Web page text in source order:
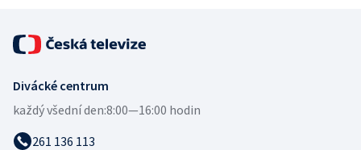
Divácké centrum
každý všední den:8:00—16:00 hodin
261 136 113